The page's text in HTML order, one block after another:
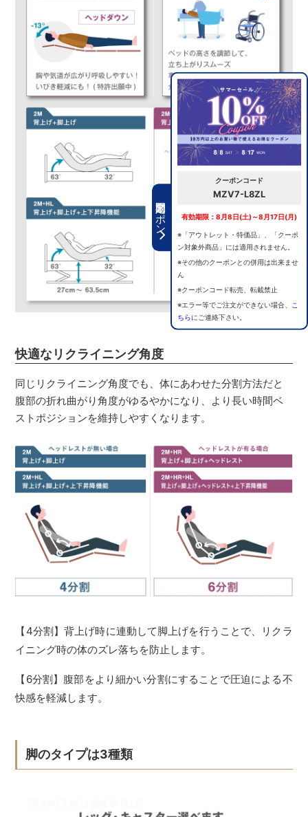
期間限定クーポン
クーポンコード
MZV7-L8ZL
有効期限：8月8日(土)～8月17日(月)
※「アウトレット・特価品」、「クーポ
ン対象外商品」には適用されません。
※その他のクーポンとの併用は出来ませ
ん
※クーポンコード転売、転載禁止
※エラー等でご注文ができない場合、
こ
ちらにご連絡下さい。
快適なリクライニング角度
同じリクライニング角度でも、体にあわせた分割方法だと
腹部の折れ曲がり角度がゆるやかになり、より長い時間ベ
ストポジションを維持しやすくなります。
【4分割】背上げ時に連動して脚上げを行うことで、リクラ
イニング時の体のズレ落ちを防止します。
【6分割】腹部をより細かい分割にすることで圧迫による不
快感を軽減します。
脚のタイプは3種類